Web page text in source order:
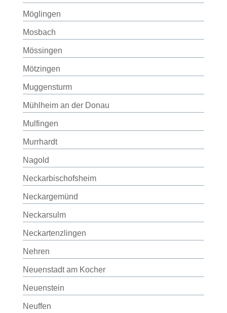
Möglingen
Mosbach
Mössingen
Mötzingen
Muggensturm
Mühlheim an der Donau
Mulfingen
Murrhardt
Nagold
Neckarbischofsheim
Neckargemünd
Neckarsulm
Neckartenzlingen
Nehren
Neuenstadt am Kocher
Neuenstein
Neuffen